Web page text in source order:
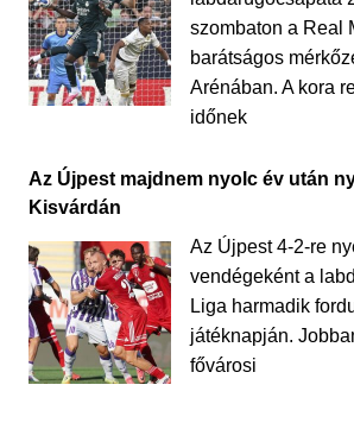
szombaton a Real
barátságos
Arénában. A kora
időnek
Az Újpest majdnem nyolc év után
Kisvárdán
Az Újpest 4-2-re
vendégeként a
Liga harmadik
játéknapján.
fővárosi